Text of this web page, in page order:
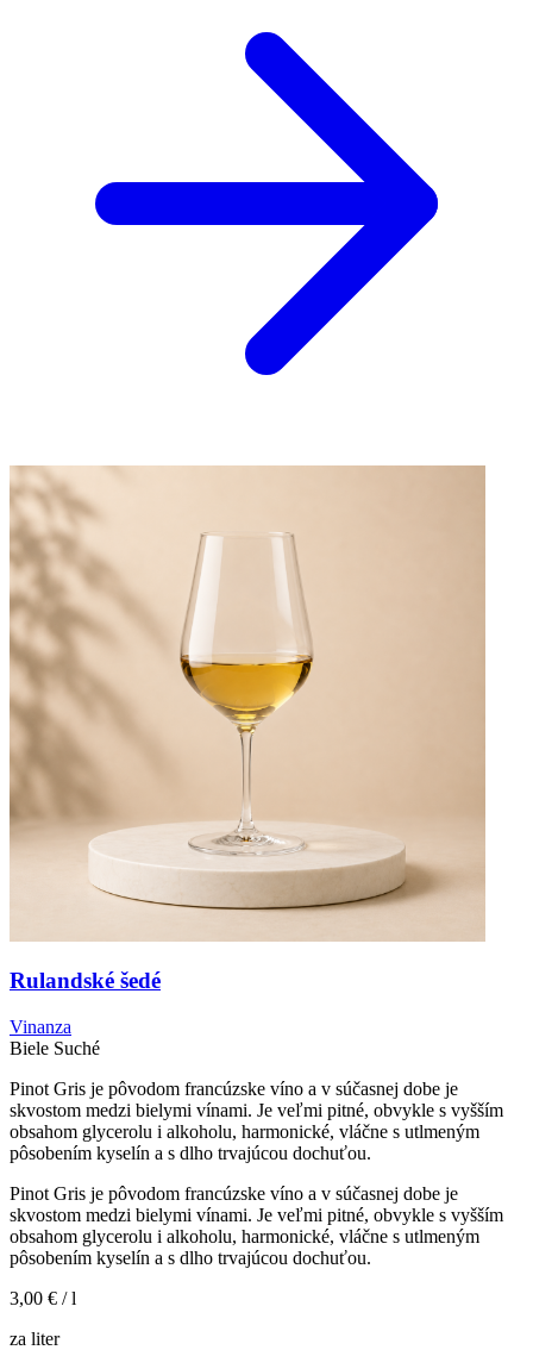
Rulandské šedé
Vinanza
Biele Suché
Pinot Gris je pôvodom francúzske víno a v súčasnej dobe je
skvostom medzi bielymi vínami. Je veľmi pitné, obvykle s vyšším
obsahom glycerolu i alkoholu, harmonické, vláčne s utlmeným
pôsobením kyselín a s dlho trvajúcou dochuťou.
Pinot Gris je pôvodom francúzske víno a v súčasnej dobe je
skvostom medzi bielymi vínami. Je veľmi pitné, obvykle s vyšším
obsahom glycerolu i alkoholu, harmonické, vláčne s utlmeným
pôsobením kyselín a s dlho trvajúcou dochuťou.
3,00 € / l
za liter